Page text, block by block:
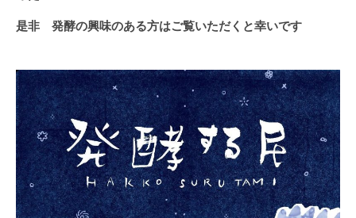
是非 発酵の興味のある方はご覧いただくと幸いです